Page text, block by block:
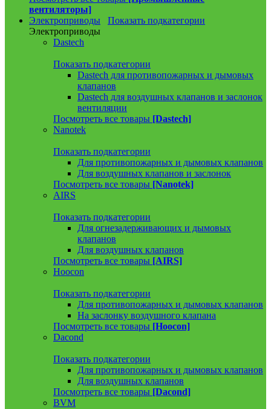
вентиляторы]
Электроприводы
Показать подкатегории
Электроприводы
Dastech
Показать подкатегории
Dastech для противопожарных и дымовых
клапанов
Dastech для воздушных клапанов и заслонок
вентиляции
Посмотреть все товары [Dastech]
Nanotek
Показать подкатегории
Для противопожарных и дымовых клапанов
Для воздушных клапанов и заслонок
Посмотреть все товары [Nanotek]
AIRS
Показать подкатегории
Для огнезадерживающих и дымовых
клапанов
Для воздушных клапанов
Посмотреть все товары [AIRS]
Hoocon
Показать подкатегории
Для противопожарных и дымовых клапанов
На заслонку воздушного клапана
Посмотреть все товары [Hoocon]
Dacond
Показать подкатегории
Для противопожарных и дымовых клапанов
Для воздушных клапанов
Посмотреть все товары [Dacond]
BVM